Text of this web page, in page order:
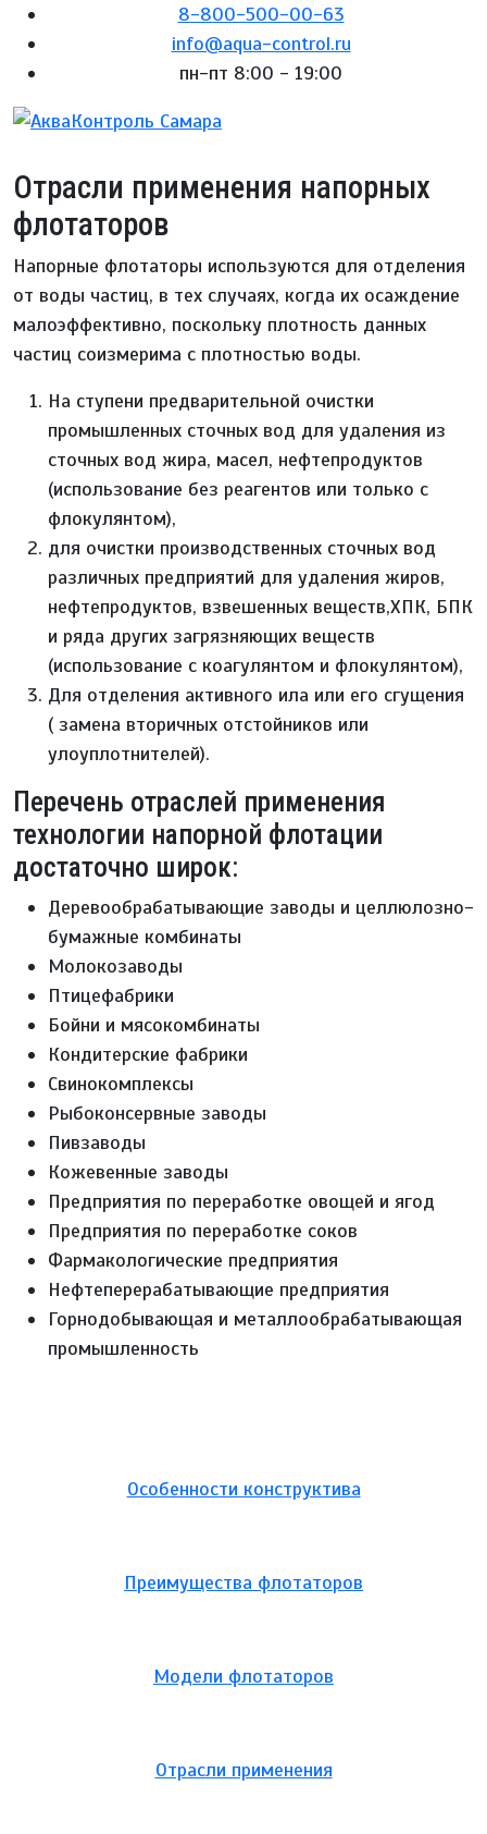
8-800-500-00-63
info@aqua-control.ru
пн-пт 8:00 - 19:00
Отрасли применения напорных
флотаторов
Напорные флотаторы используются для отделения
от воды частиц, в тех случаях, когда их осаждение
малоэффективно, поскольку плотность данных
частиц соизмерима с плотностью воды.
На ступени предварительной очистки
промышленных сточных вод для удаления из
сточных вод жира, масел, нефтепродуктов
(использование без реагентов или только с
флокулянтом),
для очистки производственных сточных вод
различных предприятий для удаления жиров,
нефтепродуктов, взвешенных веществ,ХПК, БПК
и ряда других загрязняющих веществ
(использование с коагулянтом и флокулянтом),
Для отделения активного ила или его сгущения
( замена вторичных отстойников или
улоуплотнителей).
Перечень отраслей применения
технологии напорной флотации
достаточно широк:
Деревообрабатывающие заводы и целлюлозно-
бумажные комбинаты
Молокозаводы
Птицефабрики
Бойни и мясокомбинаты
Кондитерские фабрики
Свинокомплексы
Рыбоконсервные заводы
Пивзаводы
Кожевенные заводы
Предприятия по переработке овощей и ягод
Предприятия по переработке соков
Фармакологические предприятия
Нефтеперерабатывающие предприятия
Горнодобывающая и металлообрабатывающая
промышленность
Особенности конструктива
Преимущества флотаторов
Модели флотаторов
Отрасли применения